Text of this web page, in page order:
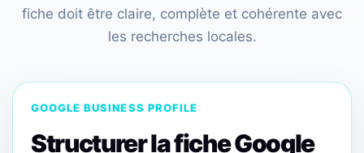
fiche doit être claire, complète et cohérente avec
les recherches locales.
GOOGLE BUSINESS PROFILE
Structurer la fiche Google